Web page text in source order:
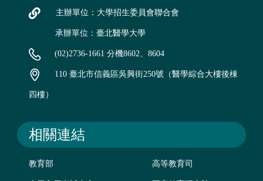
主辦單位：大學招生委員會聯合會
承辦單位：臺北醫學大學
(02)2736-1661 分機8602、8604
110 臺北市信義區吳興街250號（醫學綜合大樓後棟
四樓）
相關連結
教育部 高等教育司